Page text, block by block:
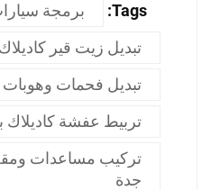
Tags:
برمجة
تبديل زيت قير
تبديل فحمات
تربيط عفشة كاديلاك
تركيب مساعدات
جدة